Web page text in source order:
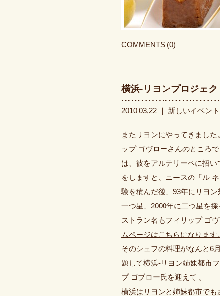
COMMENTS (0)
横浜-リヨンプロジェク
2010,03,22 ｜ 新しいイベント
またリヨンにやってきまし
ップ ゴヴローさんのところ
は、彼をアルテリーベに招
をしますと、ニースの「ル
験を積んだ後、93年にリヨ
一つ星、2000年に二つ星を
ストラン名もフィリップ ゴ
ムページはこちらになります
そのシェフの料理がなんと6
題して横浜-リヨン姉妹都市
プ ゴブロー氏を迎えて 。
横浜はリヨンと姉妹都市で